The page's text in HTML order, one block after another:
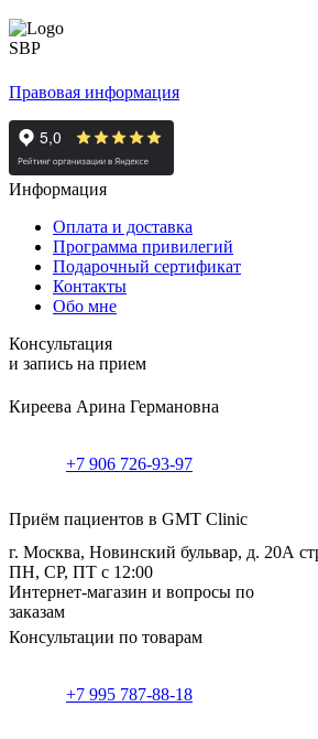
Правовая информация
Информация
Оплата и доставка
Программа привилегий
Подарочный сертификат
Контакты
Обо мне
Консультация
и запись на прием
Киреева Арина Германовна
+7 906 726-93-97
Приём пациентов в GMT Clinic
г. Москва, Новинский бульвар, д. 20А
ПН, СР, ПТ с 12:00
Интернет-магазин и вопросы по
заказам
Консультации по товарам
+7 995 787-88-18